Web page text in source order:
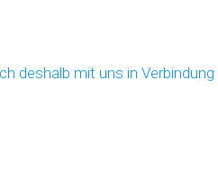
deshalb mit uns in Verbindung